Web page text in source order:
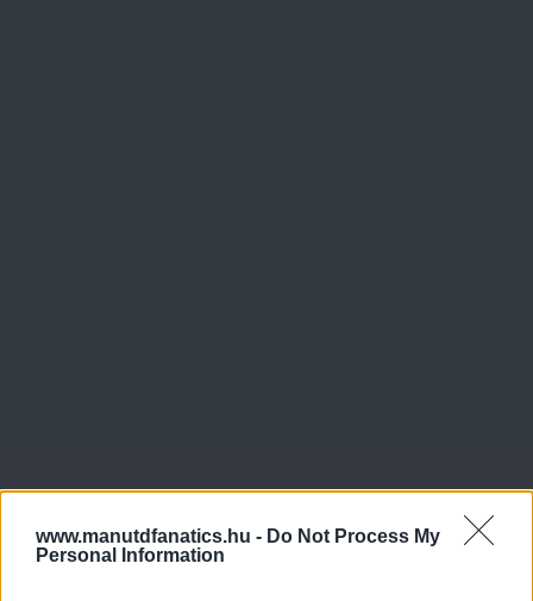
www.manutdfanatics.hu - Do Not Process My
Personal Information